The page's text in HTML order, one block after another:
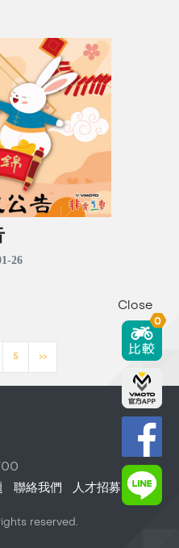
26
5 >>
聯絡我們 人才招募
reserved.
Close
0